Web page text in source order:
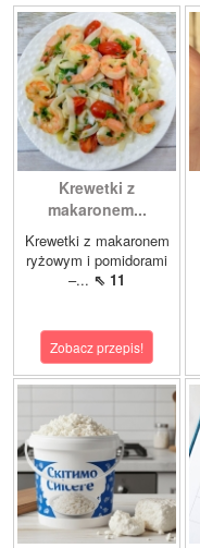
Krewetki z
makaronem...
Krewetki z makaronem
ryżowym i pomidorami
–... ⇖ 11
Zobacz przepis!